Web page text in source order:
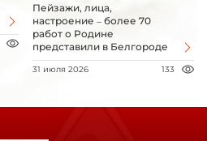
Пейзажи, лица,
настроение – более 70
работ о Родине
представили в Белгороде
31 июля 2026 133